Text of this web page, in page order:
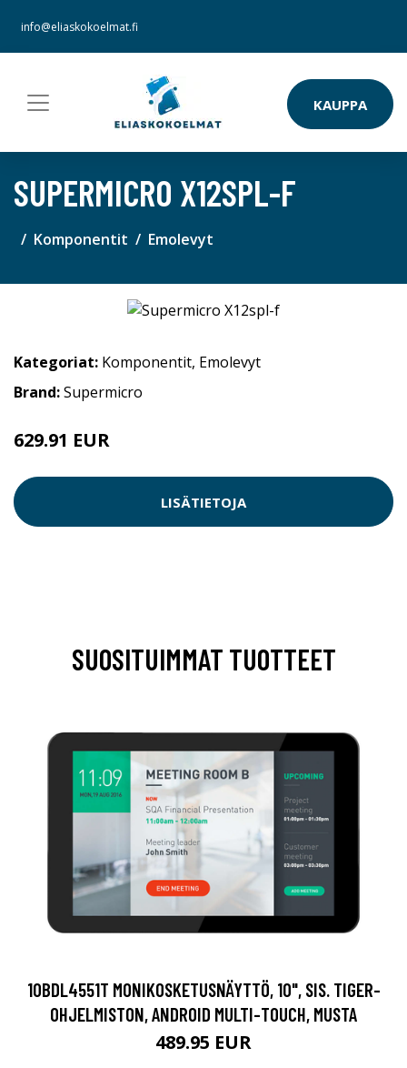
info@eliaskokoelmat.fi
KAUPPA
SUPERMICRO X12SPL-F
Komponentit Emolevyt
Kategoriat: Komponentit, Emolevyt
Brand:Supermicro
629.91 EUR
LISÄTIETOJA
SUOSITUIMMAT TUOTTEET
10BDL4551T MONIKOSKETUSNÄYTTÖ, 10", SIS. TIGER-
OHJELMISTON, ANDROID MULTI-TOUCH, MUSTA
489.95 EUR